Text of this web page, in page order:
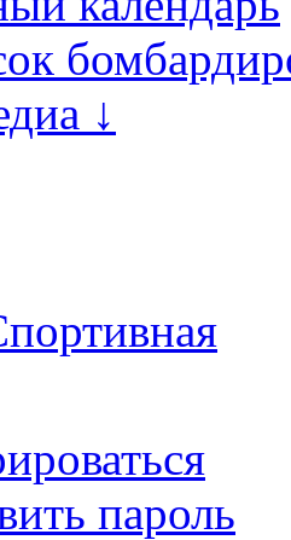
↓
пароль